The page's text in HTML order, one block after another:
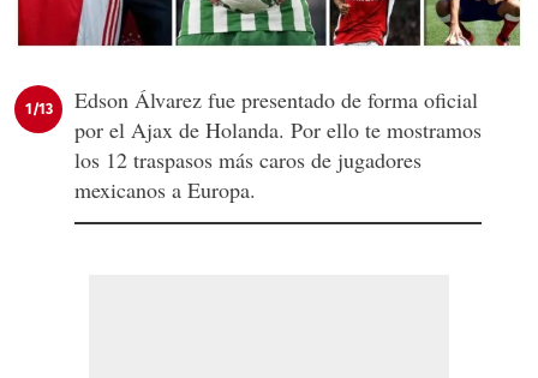
1/13
Edson Álvarez fue presentado de forma oficial
por el Ajax de Holanda. Por ello te mostramos
los 12 traspasos más caros de jugadores
mexicanos a Europa.